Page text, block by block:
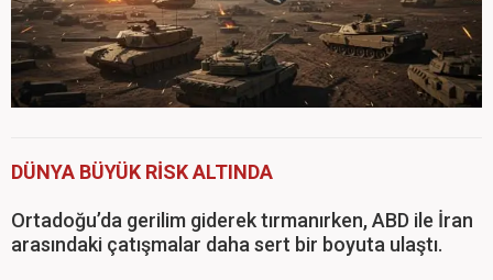
DÜNYA BÜYÜK RİSK ALTINDA
Ortadoğu’da gerilim giderek tırmanırken, ABD ile İran
arasındaki çatışmalar daha sert bir boyuta ulaştı.